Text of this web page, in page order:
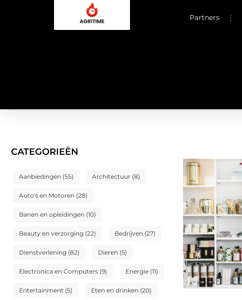
Partners
CATEGORIEËN
Aanbiedingen (55) Architectuur (8)
Auto's en Motoren (28)
Banen en opleidingen (10)
Beauty en verzorging (22) Bedrijven (27)
Dienstverlening (82) Dieren (5)
Electronica en Computers (9) Energie (11)
Entertainment (5) Eten en drinken (20)